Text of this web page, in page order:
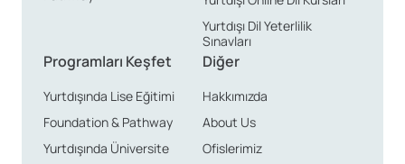
Yurtdışı Dil Yeterlilik
Sınavları
Programları Keşfet
Yurtdışında Lise Eğitimi
Foundation & Pathway
Yurtdışında Üniversite
Diğer
Hakkımızda
About Us
Ofislerimiz